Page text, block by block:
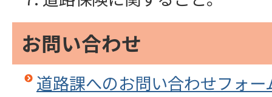
お問い合わせ
道路課へのお問い合わせフォー